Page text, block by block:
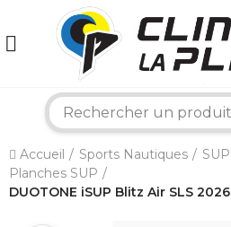
Accueil Sports Nautiques
SUP
Planches SUP
DUOTONE iSUP Blitz Air SLS 2026